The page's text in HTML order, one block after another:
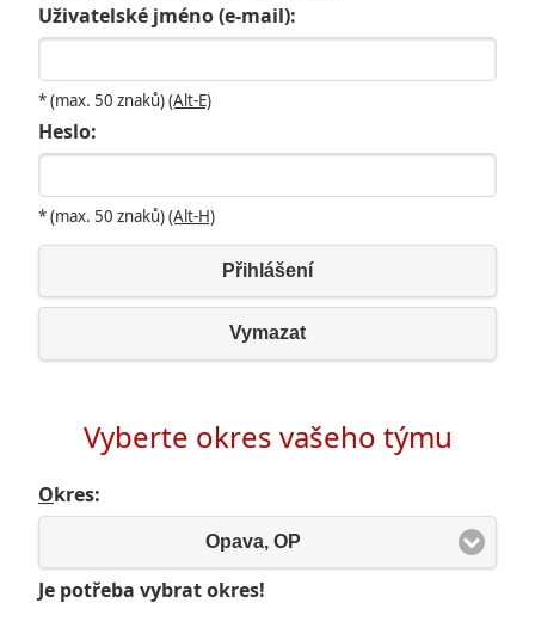
Uživatelské jméno (e-mail):
* (max. 50 znaků)(Alt-E)
Heslo:
* (max. 50 znaků)(Alt-H)
Přihlášení
Vymazat
Vyberte okres vašeho týmu
Okres:
Opava, OP
Je potřeba vybrat okres!